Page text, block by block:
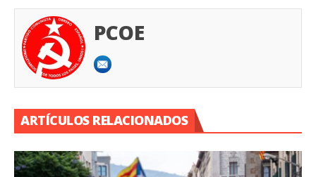
PCOE
ARTÍCULOS RELACIONADOS